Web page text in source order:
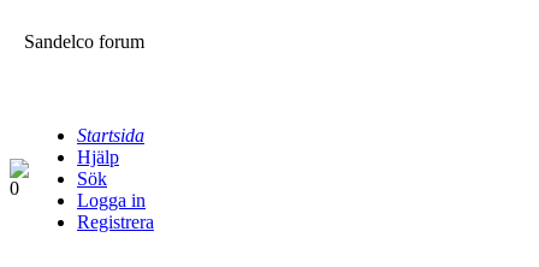
Sandelco forum
Startsida
Hjälp
Sök
Logga in
Registrera